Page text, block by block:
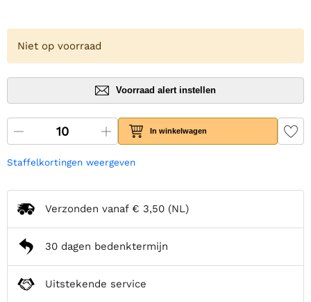
Niet op voorraad
Voorraad alert instellen
In winkelwagen
Staffelkortingen weergeven
Verzonden vanaf € 3,50 (NL)
30 dagen bedenktermijn
Uitstekende service